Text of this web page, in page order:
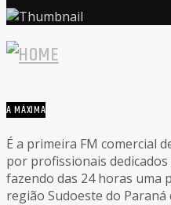
A MÁXIMA
É a primeira FM comercial
por profissionais dedicados
fazendo das 24 horas uma
região Sudoeste do